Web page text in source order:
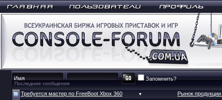
Запомнить?
Последние сообщения
Требуется мастер по FreeBoot Xbox 360 ▼
Рынок продукции